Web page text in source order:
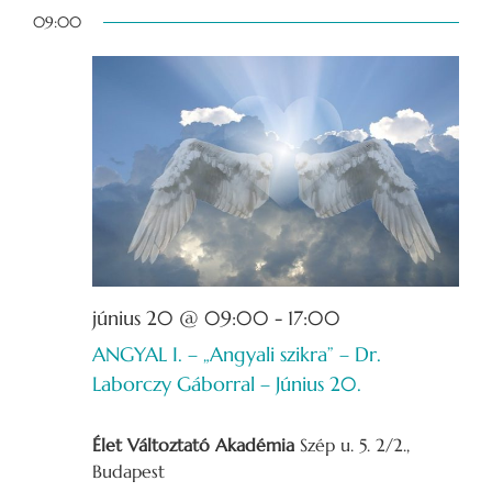
for
kiválasztása.
09:00
ANGYAL I. – „Angyali szikra” – Dr.
Laborczy Gáborral – Június 20.
június 20 @ 09:00 - 17:00
Élet Változtató Akadémia Szép u. 5. 2/2.,
Budapest